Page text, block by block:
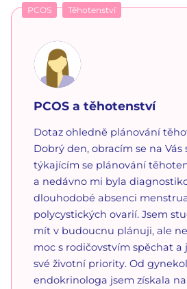
PCOS Těhotenství
PCOS a těhotenství
Dotaz ohledně plánování
Dobrý den, obracím se na Vás
týkajícím se plánování
a nedávno mi byla
dlouhodobé absenci
polycystických ovarií. Jsem
mít v budoucnu plánuji, ale
moc s rodičovstvím spěchat a
své životní priority. Od
endokrinologa jsem získala